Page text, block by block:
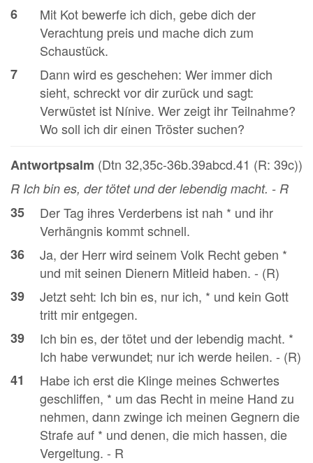
6
Mit Kot bewerfe ich dich, gebe dich der
Verachtung preis und mache dich zum
Schaustück.
7
Dann wird es geschehen: Wer immer dich
sieht, schreckt vor dir zurück und sagt:
Verwüstet ist Nínive. Wer zeigt ihr Teilnahme?
Wo soll ich dir einen Tröster suchen?
Antwortpsalm (Dtn 32,35c-36b.39abcd.41 (R: 39c))
R Ich bin es, der tötet und der lebendig macht. - R
35
Der Tag ihres Verderbens ist nah * und ihr
Verhängnis kommt schnell.
36
Ja, der Herr wird seinem Volk Recht geben *
und mit seinen Dienern Mitleid haben. - (R)
39
Jetzt seht: Ich bin es, nur ich, * und kein Gott
tritt mir entgegen.
39
Ich bin es, der tötet und der lebendig macht. *
Ich habe verwundet; nur ich werde heilen. - (R)
41
Habe ich erst die Klinge meines Schwertes
geschliffen, * um das Recht in meine Hand zu
nehmen, dann zwinge ich meinen Gegnern die
Strafe auf * und denen, die mich hassen, die
Vergeltung. - R